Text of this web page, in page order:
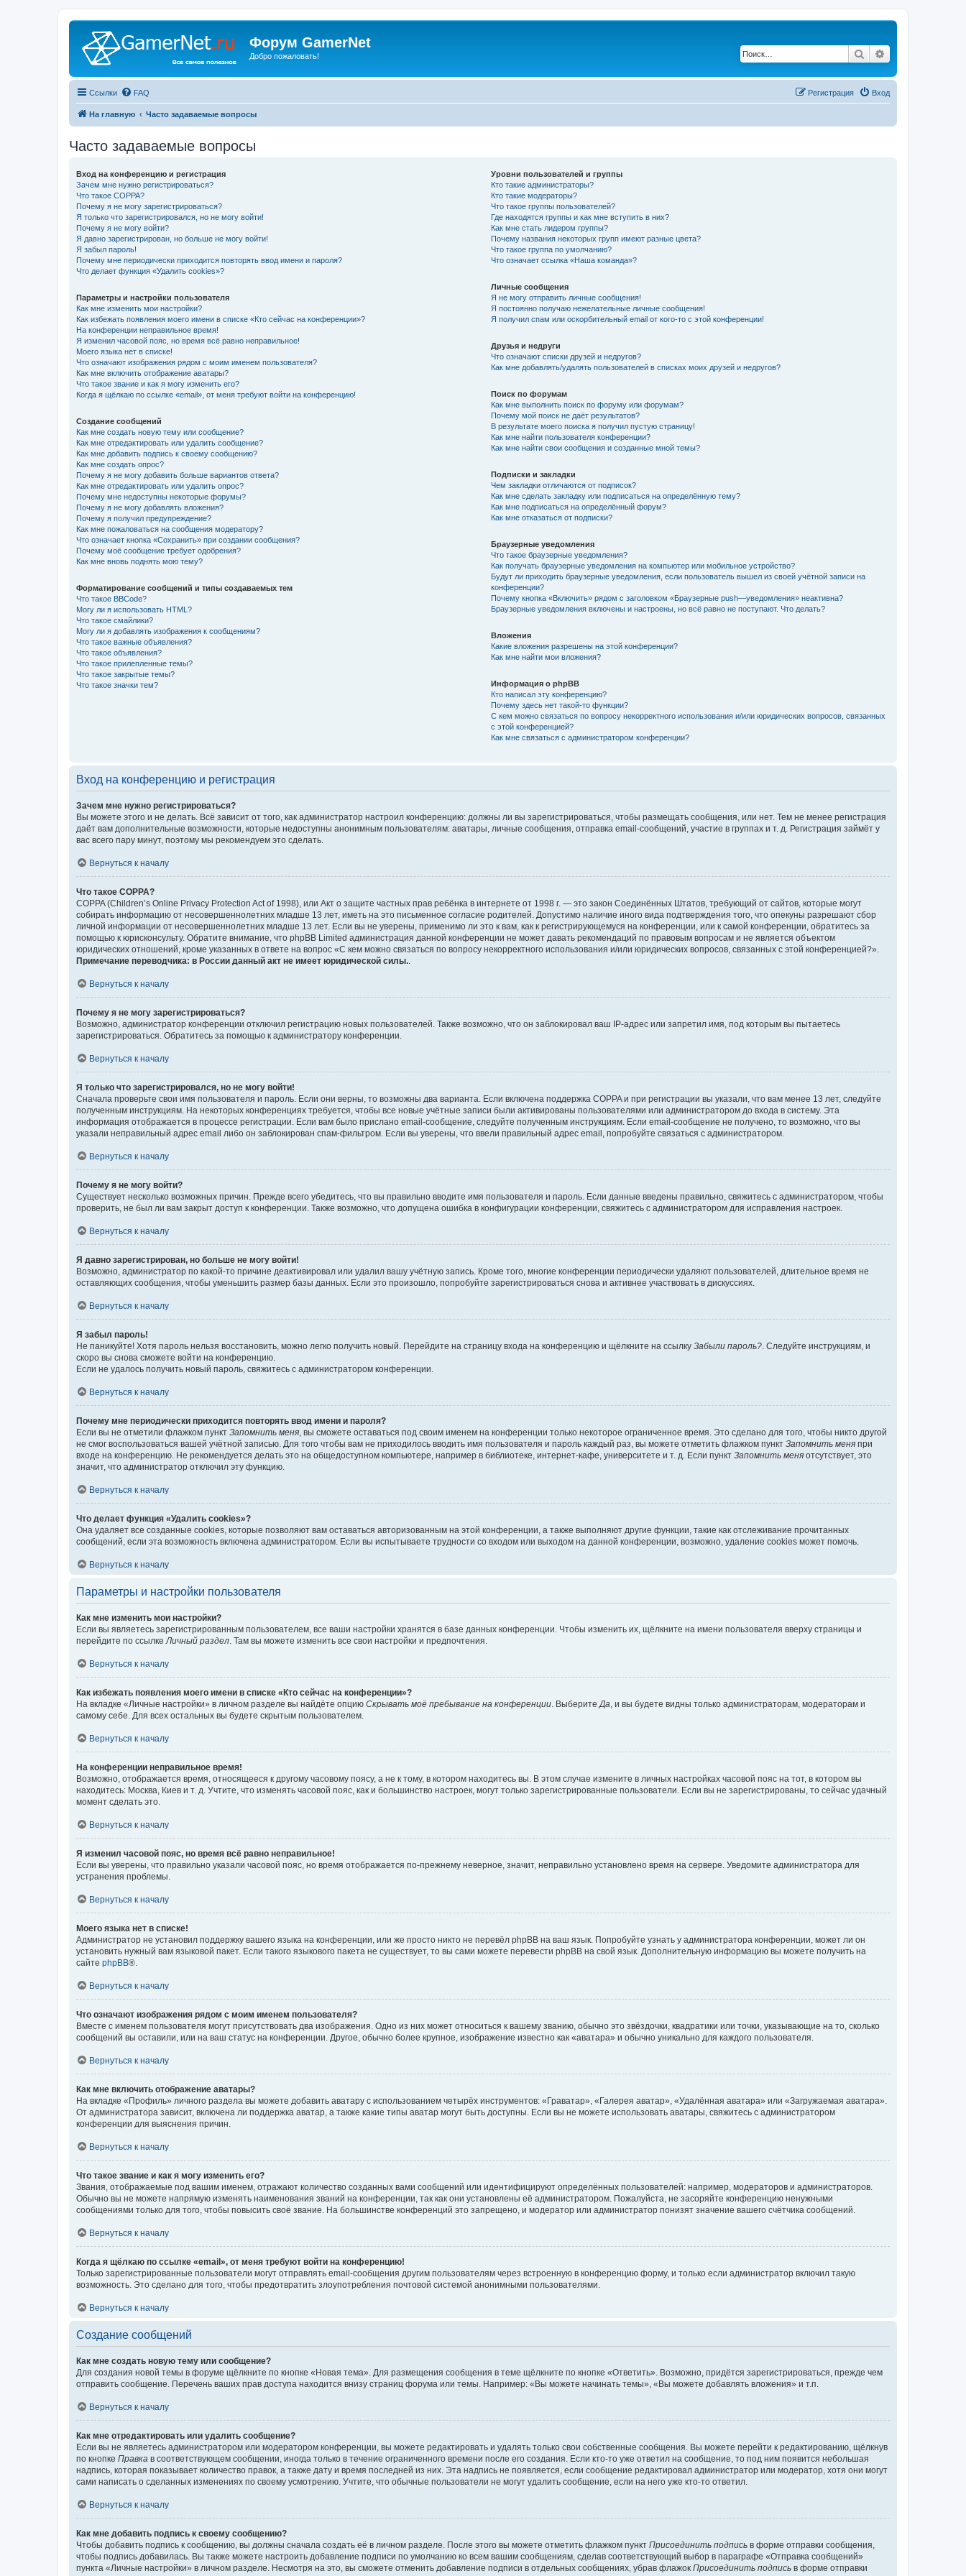
Форум GamerNet
Добро пожаловать! Поиск
Ссылки FAQ Вход
Регистрация
На главную Часто задаваемые вопросы
Часто задаваемые вопросы
Вход на конференцию и регистрация
Зачем мне нужно регистрироваться?
Что такое COPPA?
Почему я не могу зарегистрироваться?
Я только что зарегистрировался, но не могу войти!
Почему я не могу войти?
Я давно зарегистрирован, но больше не могу войти!
Я забыл пароль!
Почему мне периодически приходится повторять ввод имени и пароля?
Что делает функция «Удалить cookies»?
Параметры и настройки пользователя
Как мне изменить мои настройки?
Как избежать появления моего имени в списке «Кто сейчас на конференции»?
На конференции неправильное время!
Я изменил часовой пояс, но время всё равно неправильное!
Моего языка нет в списке!
Что означают изображения рядом с моим именем пользователя?
Как мне включить отображение аватары?
Что такое звание и как я могу изменить его?
Когда я щёлкаю по ссылке «email», от меня требуют войти на конференцию!
Создание сообщений
Как мне создать новую тему или сообщение?
Как мне отредактировать или удалить сообщение?
Как мне добавить подпись к своему сообщению?
Как мне создать опрос?
Почему я не могу добавить больше вариантов ответа?
Как мне отредактировать или удалить опрос?
Почему мне недоступны некоторые форумы?
Почему я не могу добавлять вложения?
Почему я получил предупреждение?
Как мне пожаловаться на сообщения модератору?
Что означает кнопка «Сохранить» при создании сообщения?
Почему моё сообщение требует одобрения?
Как мне вновь поднять мою тему?
Форматирование сообщений и типы создаваемых тем
Что такое BBCode?
Могу ли я использовать HTML?
Что такое смайлики?
Могу ли я добавлять изображения к сообщениям?
Что такое важные объявления?
Что такое объявления?
Что такое прилепленные темы?
Что такое закрытые темы?
Что такое значки тем?
Уровни пользователей и группы
Кто такие администраторы?
Кто такие модераторы?
Что такое группы пользователей?
Где находятся группы и как мне вступить в них?
Как мне стать лидером группы?
Почему названия некоторых групп имеют разные цвета?
Что такое группа по умолчанию?
Что означает ссылка «Наша команда»?
Личные сообщения
Я не могу отправить личные сообщения!
Я постоянно получаю нежелательные личные сообщения!
Я получил спам или оскорбительный email от кого-то с этой конференции!
Друзья и недруги
Что означают списки друзей и недругов?
Как мне добавлять/удалять пользователей в списках моих друзей и недругов?
Поиск по форумам
Как мне выполнить поиск по форуму или форумам?
Почему мой поиск не даёт результатов?
В результате моего поиска я получил пустую страницу!
Как мне найти пользователя конференции?
Как мне найти свои сообщения и созданные мной темы?
Подписки и закладки
Чем закладки отличаются от подписок?
Как мне сделать закладку или подписаться на определённую тему?
Как мне подписаться на определённый форум?
Как мне отказаться от подписки?
Браузерные уведомления
Что такое браузерные уведомления?
Как получать браузерные уведомления на компьютер или мобильное устройство?
Будут ли приходить браузерные уведомления, если пользователь вышел из своей учётной записи на
конференции?
Почему кнопка «Включить» рядом с заголовком «Браузерные push—уведомления» неактивна?
Браузерные уведомления включены и настроены, но всё равно не поступают. Что делать?
Вложения
Какие вложения разрешены на этой конференции?
Как мне найти мои вложения?
Информация о phpBB
Кто написал эту конференцию?
Почему здесь нет такой-то функции?
С кем можно связаться по вопросу некорректного использования и/или юридических вопросов, связанных
с этой конференцией?
Как мне связаться с администратором конференции?
Вход на конференцию и регистрация
Зачем мне нужно регистрироваться?
Вы можете этого и не делать. Всё зависит от того, как администратор настроил конференцию: должны ли вы зарегистрироваться, чтобы размещать сообщения, или нет. Тем не менее регистрация
даёт вам дополнительные возможности, которые недоступны анонимным пользователям: аватары, личные сообщения, отправка email-сообщений, участие в группах и т. д. Регистрация займёт у
вас всего пару минут, поэтому мы рекомендуем это сделать.
Вернуться к началу
Что такое COPPA?
COPPA (Children’s Online Privacy Protection Act of 1998), или Акт о защите частных прав ребёнка в интернете от 1998 г. — это закон Соединённых Штатов, требующий от сайтов, которые могут
собирать информацию от несовершеннолетних младше 13 лет, иметь на это письменное согласие родителей. Допустимо наличие иного вида подтверждения того, что опекуны разрешают сбор
личной информации от несовершеннолетних младше 13 лет. Если вы не уверены, применимо ли это к вам, как к регистрирующемуся на конференции, или к самой конференции, обратитесь за
помощью к юрисконсульту. Обратите внимание, что phpBB Limited администрация данной конференции не может давать рекомендаций по правовым вопросам и не является объектом
юридических отношений, кроме указанных в ответе на вопрос «С кем можно связаться по вопросу некорректного использования и/или юридических вопросов, связанных с этой конференцией?».
Примечание переводчика: в России данный акт не имеет юридической силы.
Вернуться к началу
Почему я не могу зарегистрироваться?
Возможно, администратор конференции отключил регистрацию новых пользователей. Также возможно, что он заблокировал ваш IP-адрес или запретил имя, под которым вы пытаетесь
зарегистрироваться. Обратитесь за помощью к администратору конференции.
Вернуться к началу
Я только что зарегистрировался, но не могу войти!
Сначала проверьте свои имя пользователя и пароль. Если они верны, то возможны два варианта. Если включена поддержка COPPA и при регистрации вы указали, что вам менее 13 лет, следуйте
полученным инструкциям. На некоторых конференциях требуется, чтобы все новые учётные записи были активированы пользователями или администратором до входа в систему. Эта
информация отображается в процессе регистрации. Если вам было прислано email-сообщение, следуйте полученным инструкциям. Если email-сообщение не получено, то возможно, что вы
указали неправильный адрес email либо он заблокирован спам-фильтром. Если вы уверены, что ввели правильный адрес email, попробуйте связаться с администратором.
Вернуться к началу
Почему я не могу войти?
Существует несколько возможных причин. Прежде всего убедитесь, что вы правильно вводите имя пользователя и пароль. Если данные введены правильно, свяжитесь с администратором, чтобы
проверить, не был ли вам закрыт доступ к конференции. Также возможно, что допущена ошибка в конфигурации конференции, свяжитесь с администратором для исправления настроек.
Вернуться к началу
Я давно зарегистрирован, но больше не могу войти!
Возможно, администратор по какой-то причине деактивировал или удалил вашу учётную запись. Кроме того, многие конференции периодически удаляют пользователей, длительное время не
оставляющих сообщения, чтобы уменьшить размер базы данных. Если это произошло, попробуйте зарегистрироваться снова и активнее участвовать в дискуссиях.
Вернуться к началу
Я забыл пароль!
Не паникуйте! Хотя пароль нельзя восстановить, можно легко получить новый. Перейдите на страницу входа на конференцию и щёлкните на ссылку Забыли пароль? . Следуйте инструкциям, и
скоро вы снова сможете войти на конференцию.
Если не удалось получить новый пароль, свяжитесь с администратором конференции.
Вернуться к началу
Почему мне периодически приходится повторять ввод имени и пароля?
Если вы не отметили флажком пункт Запомнить меня , вы сможете оставаться под своим именем на конференции только некоторое ограниченное время. Это сделано для того, чтобы никто другой
не смог воспользоваться вашей учётной записью. Для того чтобы вам не приходилось вводить имя пользователя и пароль каждый раз, вы можете отметить флажком пункт Запомнить меня при
входе на конференцию. Не рекомендуется делать это на общедоступном компьютере, например в библиотеке, интернет-кафе, университете и т. д. Если пункт Запомнить меня отсутствует, это
значит, что администратор отключил эту функцию.
Вернуться к началу
Что делает функция «Удалить cookies»?
Она удаляет все созданные cookies, которые позволяют вам оставаться авторизованным на этой конференции, а также выполняют другие функции, такие как отслеживание прочитанных
сообщений, если эта возможность включена администратором. Если вы испытываете трудности со входом или выходом на данной конференции, возможно, удаление cookies может помочь.
Вернуться к началу
Параметры и настройки пользователя
Как мне изменить мои настройки?
Если вы являетесь зарегистрированным пользователем, все ваши настройки хранятся в базе данных конференции. Чтобы изменить их, щёлкните на имени пользователя вверху страницы и
перейдите по ссылке Личный раздел . Там вы можете изменить все свои настройки и предпочтения.
Вернуться к началу
Как избежать появления моего имени в списке «Кто сейчас на конференции»?
На вкладке «Личные настройки» в личном разделе вы найдёте опцию Скрывать моё пребывание на конференции . Выберите Да , и вы будете видны только администраторам, модераторам и
самому себе. Для всех остальных вы будете скрытым пользователем.
Вернуться к началу
На конференции неправильное время!
Возможно, отображается время, относящееся к другому часовому поясу, а не к тому, в котором находитесь вы. В этом случае измените в личных настройках часовой пояс на тот, в котором вы
находитесь: Москва, Киев и т. д. Учтите, что изменять часовой пояс, как и большинство настроек, могут только зарегистрированные пользователи. Если вы не зарегистрированы, то сейчас удачный
момент сделать это.
Вернуться к началу
Я изменил часовой пояс, но время всё равно неправильное!
Если вы уверены, что правильно указали часовой пояс, но время отображается по-прежнему неверное, значит, неправильно установлено время на сервере. Уведомите администратора для
устранения проблемы.
Вернуться к началу
Моего языка нет в списке!
Администратор не установил поддержку вашего языка на конференции, или же просто никто не перевёл phpBB на ваш язык. Попробуйте узнать у администратора конференции, может ли он
установить нужный вам языковой пакет. Если такого языкового пакета не существует, то вы сами можете перевести phpBB на свой язык. Дополнительную информацию вы можете получить на
сайте phpBB®.
Вернуться к началу
Что означают изображения рядом с моим именем пользователя?
Вместе с именем пользователя могут присутствовать два изображения. Одно из них может относиться к вашему званию, обычно это звёздочки, квадратики или точки, указывающие на то, сколько
сообщений вы оставили, или на ваш статус на конференции. Другое, обычно более крупное, изображение известно как «аватара» и обычно уникально для каждого пользователя.
Вернуться к началу
Как мне включить отображение аватары?
На вкладке «Профиль» личного раздела вы можете добавить аватару с использованием четырёх инструментов: «Граватар», «Галерея аватар», «Удалённая аватара» или «Загружаемая аватара».
От администратора зависит, включена ли поддержка аватар, а также какие типы аватар могут быть доступны. Если вы не можете использовать аватары, свяжитесь с администратором
конференции для выяснения причин.
Вернуться к началу
Что такое звание и как я могу изменить его?
Звания, отображаемые под вашим именем, отражают количество созданных вами сообщений или идентифицируют определённых пользователей: например, модераторов и администраторов.
Обычно вы не можете напрямую изменять наименования званий на конференции, так как они установлены её администратором. Пожалуйста, не засоряйте конференцию ненужными
сообщениями только для того, чтобы повысить своё звание. На большинстве конференций это запрещено, и модератор или администратор понизят значение вашего счётчика сообщений.
Вернуться к началу
Когда я щёлкаю по ссылке «email», от меня требуют войти на конференцию!
Только зарегистрированные пользователи могут отправлять email-сообщения другим пользователям через встроенную в конференцию форму, и только если администратор включил такую
возможность. Это сделано для того, чтобы предотвратить злоупотребления почтовой системой анонимными пользователями.
Вернуться к началу
Создание сообщений
Как мне создать новую тему или сообщение?
Для создания новой темы в форуме щёлкните по кнопке «Новая тема». Для размещения сообщения в теме щёлкните по кнопке «Ответить». Возможно, придётся зарегистрироваться, прежде чем
отправить сообщение. Перечень ваших прав доступа находится внизу страниц форума или темы. Например: «Вы можете начинать темы», «Вы можете добавлять вложения» и т.п.
Вернуться к началу
Как мне отредактировать или удалить сообщение?
Если вы не являетесь администратором или модератором конференции, вы можете редактировать и удалять только свои собственные сообщения. Вы можете перейти к редактированию, щёлкнув
по кнопке Правка в соответствующем сообщении, иногда только в течение ограниченного времени после его создания. Если кто-то уже ответил на сообщение, то под ним появится небольшая
надпись, которая показывает количество правок, а также дату и время последней из них. Эта надпись не появляется, если сообщение редактировал администратор или модератор, хотя они могут
сами написать о сделанных изменениях по своему усмотрению. Учтите, что обычные пользователи не могут удалить сообщение, если на него уже кто-то ответил.
Вернуться к началу
Как мне добавить подпись к своему сообщению?
Чтобы добавить подпись к сообщению, вы должны сначала создать её в личном разделе. После этого вы можете отметить флажком пункт Присоединить подпись в форме отправки сообщения,
чтобы подпись добавилась. Вы также можете настроить добавление подписи по умолчанию ко всем вашим сообщениям, сделав соответствующий выбор в параграфе «Отправка сообщений»
пункта «Личные настройки» в личном разделе. Несмотря на это, вы сможете отменить добавление подписи в отдельных сообщениях, убрав флажок Присоединить подпись в форме отправки